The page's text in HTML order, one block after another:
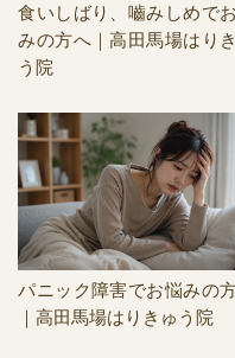
食いしばり、嚙みしめで
みの方へ｜高田馬場はり
う院
パニック障害でお悩みの
｜高田馬場はりきゅう院